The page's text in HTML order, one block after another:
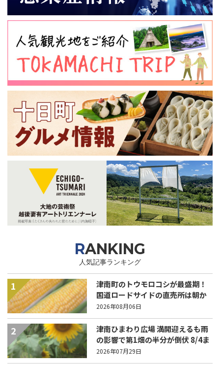
RANKING
人気記事ランキング
1
津南町のトウモロコシが最盛期！
国道ロードサイドの直売所は朝か
ら長い列！
2026年08月06日
2
津南ひまわり広場 満開迎えるも雨
の影響で第1畑の半分が倒伏 8/4ま
で駐車場を無料開放
2026年07月29日